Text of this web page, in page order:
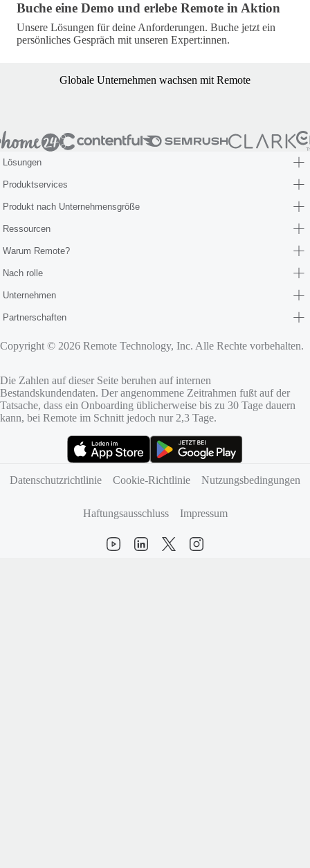
Buche eine Demo und erlebe Remote in Aktion
Buche eine Demo und erlebe Remote in Aktion
Unsere Lösungen für deine Anforderungen. Buche jetzt ein
persönliches Gespräch mit unseren Expert:innen.
Globale Unternehmen wachsen mit Remote
Lösungen
Produktservices
Produkt nach Unternehmensgröße
Ressourcen
Warum Remote?
Nach rolle
Unternehmen
Partnerschaften
Copyright © 2026 Remote Technology, Inc. Alle Rechte vorbehalten.
Die Zahlen auf dieser Seite beruhen auf internen
Bestandskundendaten. Der angenommene Zeitrahmen fußt auf der
Tatsache, dass ein Onboarding üblicherweise bis zu 30 Tage dauern
kann, bei Remote im Schnitt jedoch nur 2,3 Tage.
Datenschutzrichtlinie
Cookie-Richtlinie Nutzungsbedingungen
Haftungsausschluss Impressum